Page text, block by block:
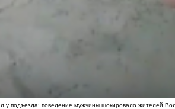
у подъезда: поведение мужчины шокировало жителей